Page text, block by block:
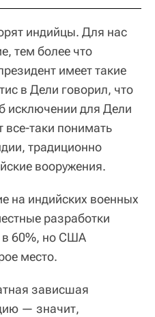
индийцы. Для нас
тем более что
имеет такие
в Дели говорил, что
исключении для Дели
все-таки понимать
традиционно
вооружения.
на индийских военных
разработки
в 60%, но США
место.
зависшая
— значит,